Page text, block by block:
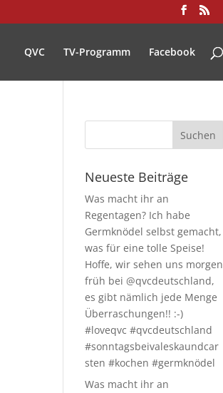
QVC TV-Programm Facebook
Neueste Beiträge
Was macht ihr an
Regentagen? Ich habe
Germknödel selbst gemacht,
was für eine tolle Speise!
Hoffe, wir sehen uns morgen
früh bei @qvcdeutschland,
es gibt nämlich jede Menge
Überraschungen!! :-)
#loveqvc #qvcdeutschland
#sonntagsbeivaleskaundcar
sten #kochen #germknödel
Was macht ihr an